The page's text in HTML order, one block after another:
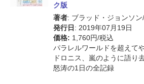
ク版
著者: ブラッド・ジョンソ
発行日 : 2019年07月19日
価格: 1,760円/税込
パラレルワールドを超えて
ドロニス、嵐のように語り
怒涛の1日の全記録